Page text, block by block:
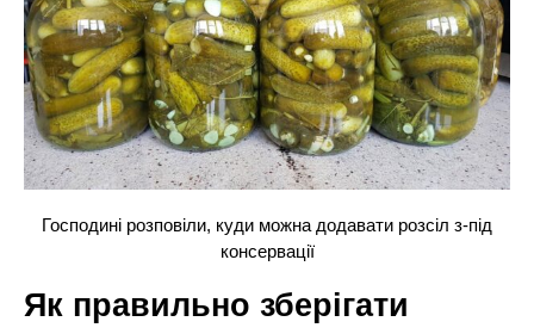
Господині розповіли, куди можна додавати розсіл з-під
консервації
Як правильно зберігати